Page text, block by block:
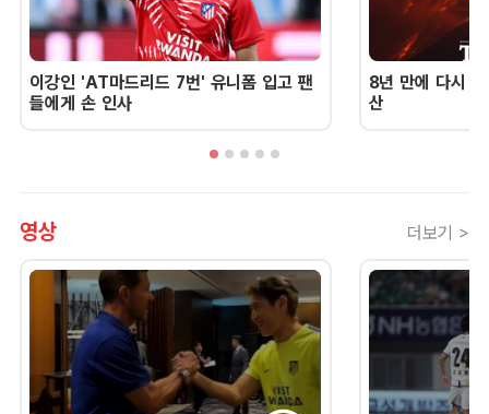
이강인 'AT마드리드 7번' 유니폼 입고 팬
들에게 손 인사
8년 만에 다시
산
영상 더보기 >